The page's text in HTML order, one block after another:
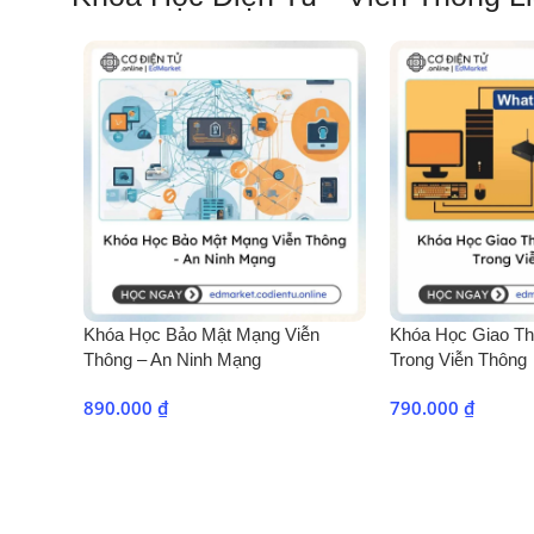
Khóa Học Bảo Mật Mạng Viễn
Thông – An Ninh Mạng
890.000 ₫
Khóa Học Giao
Trong Viễn Thông
790.000 ₫